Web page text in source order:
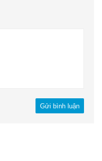
Gửi bình luận